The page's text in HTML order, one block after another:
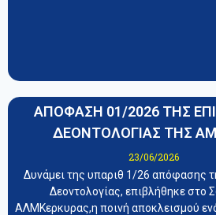
ΑΠΟΦΑΣΗ 01/2026 ΤΗΣ
ΔΕΟΝΤΟΛΟΓΙΑΣ ΤΗΣ
23/06/2026
Δυνάμει της υπαριθ 1/26 απόφασης
Δεοντολογίας, επιβλήθηκε στο
ΑΛΜΚερκυρας,η ποινή αποκλεισμού